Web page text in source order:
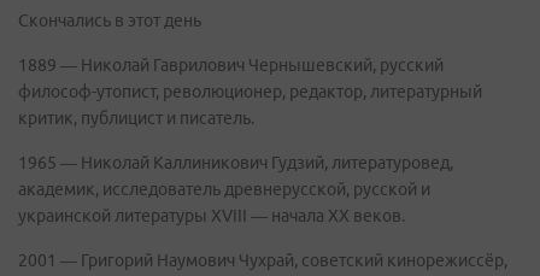
Скончались в этот день
1889 — Николай Гаврилович Чернышевский, русский
философ-утопист, революционер, редактор, литературный
критик, публицист и писатель.
1965 — Николай Каллиникович Гудзий, литературовед,
академик, исследователь древнерусской, русской и
украинской литературы XVIII — начала XX веков.
2001 — Григорий Наумович Чухрай, советский кинорежиссёр,